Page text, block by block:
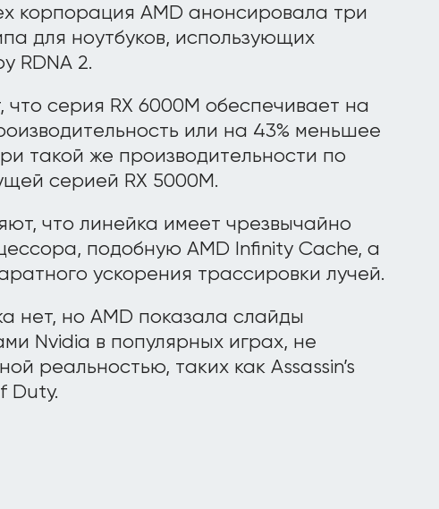
корпорация AMD анонсировала три
для ноутбуков, использующих
RDNA 2.
что серия RX 6000M обеспечивает на
или на 43% меньшее
такой же производительности по
серией RX 5000M.
что линейка имеет чрезвычайно
подобную AMD Infinity Cache, а
ускорения трассировки лучей.
нет, но AMD показала слайды
Nvidia в популярных играх, не
реальностью, таких как Assassin’s
Duty.